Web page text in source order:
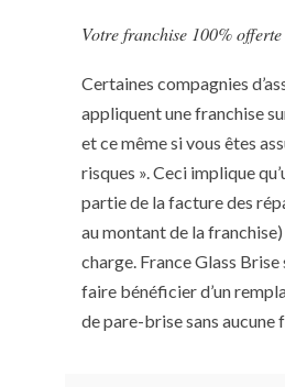
Votre franchise 100% offerte
Certaines compagnies
appliquent une franchise
et ce même si vous êtes
risques ». Ceci implique
partie de la facture des
au montant de la
charge. France Glass Brise
faire bénéficier d’un
de pare-brise sans aucune